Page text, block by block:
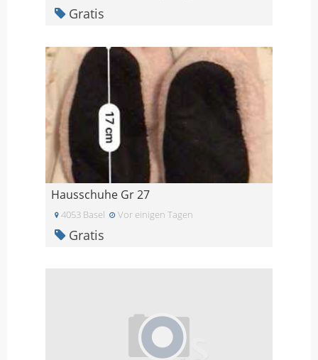
Gratis
Hausschuhe Gr 27
4053 Basel Vor einigen Tagen
Gratis